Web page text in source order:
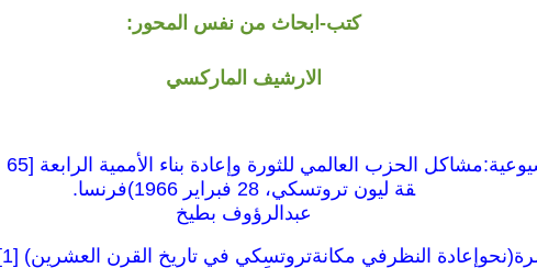
كتب-ابحاث من نفس المحور:
الارشيف الماركسي
قة ليون تروتسكي، 28 فبراير 1966)فرنسا.
عبدالرؤوف بطيخ